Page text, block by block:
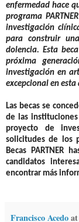
enfermedad hace
programa
investigación
para construir
dolencia. Esta
próxima
investigación en
excepcional en
Las becas se
de las
proyecto de
solicitudes de los
Becas PARTNER
candidatos
encontrar más
Francisco Acedoat